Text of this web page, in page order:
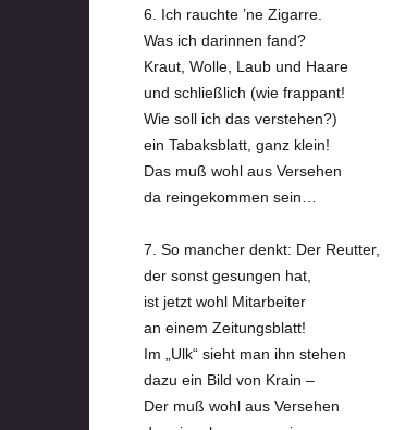
6. Ich rauchte ’ne Zigarre.
Was ich darinnen fand?
Kraut, Wolle, Laub und Haare
und schließlich (wie frappant!
Wie soll ich das verstehen?)
ein Tabaksblatt, ganz klein!
Das muß wohl aus Versehen
da reingekommen sein…
7. So mancher denkt: Der Reutter,
der sonst gesungen hat,
ist jetzt wohl Mitarbeiter
an einem Zeitungsblatt!
Im „Ulk“ sieht man ihn stehen
dazu ein Bild von Krain –
Der muß wohl aus Versehen